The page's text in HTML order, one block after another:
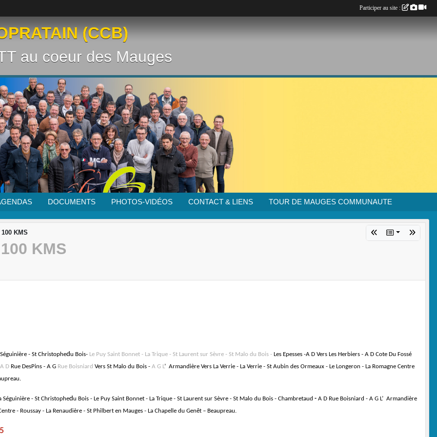
(CCB)
au coeur des Mauges
DOCUMENTS PHOTOS-VIDÉOS CONTACT & LIENS TOUR DE MAUGES COMMUNAUTE
KMS
KMS
- St Christophedu Bois- Le Puy Saint Bonnet - La Trique - St Laurent sur Sèvre - St Malo du Bois - Les Epesses -A D Vers Les Herbiers - A D Cote Du Fossé
A D Rue DesPins - A G Rue Boisniard Vers St Malo du Bois - A G L’ Armandière Vers La Verrie - La Verrie - St Aubin des Ormeaux - Le Longeron - La Romagne Centre
Séguinière - St Christophedu Bois - Le Puy Saint Bonnet - La Trique - St Laurent sur Sèvre - St Malo du Bois - Chambretaud - A D Rue Boisniard - A G L’ Armandière
- Roussay - La Renaudière - St Philbert en Mauges - La Chapelle du Genêt – Beaupreau.
Participer au site :